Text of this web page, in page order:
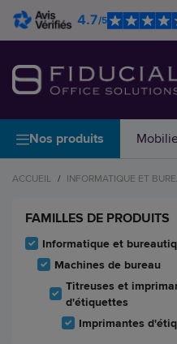
4.7/5
Nos produits
ACCUEIL / INFORMATIQUE ET
FAMILLES DE PRODUITS
Informatique et
Machines de bureau
Titreuses et
d'étiquettes
Imprimantes